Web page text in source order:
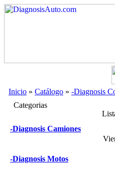
Inicio » Catálogo » -Diagnosis
Categorias
-Diagnosis Camiones
-Diagnosis Motos